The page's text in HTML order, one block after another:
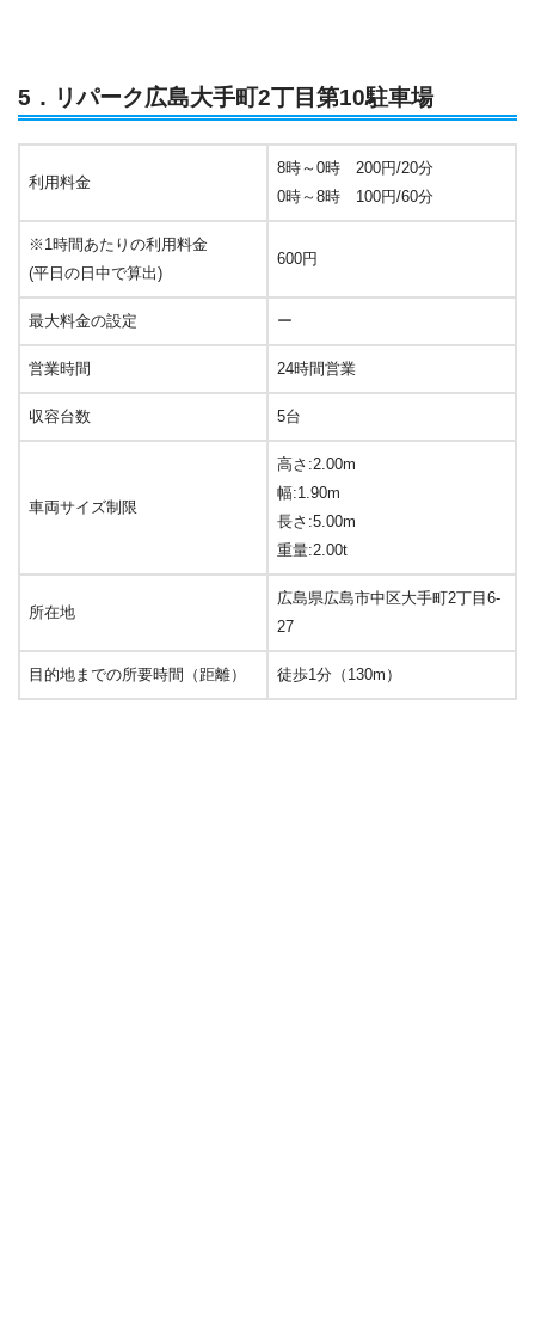
5．リパーク広島大手町2丁目第10駐車場
利用料金
8時～0時 200円/20分
0時～8時 100円/60分
※1時間あたりの利用料金
(平日の日中で算出)
600円
最大料金の設定 ー
営業時間 24時間営業
収容台数 5台
車両サイズ制限
高さ:2.00m
幅:1.90m
長さ:5.00m
重量:2.00t
所在地
広島県広島市中区大手町2丁目6-
27
目的地までの所要時間（距離） 徒歩1分（130m）